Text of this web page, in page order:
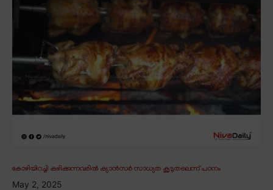
കോഴിയിറച്ചി കഴിക്കുന്നവരിൽ ക്യാൻസർ സാധ്യത കൂടുതലെന്ന് പഠനം
May 2, 2025